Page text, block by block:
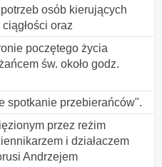
osób kierujących
oraz
poczętego życia
św. około godz.
spotkanie przebierańców".
przez reżim
i działaczem
Andrzejem